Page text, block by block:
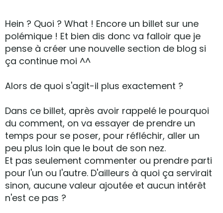
Hein ? Quoi ? What ! Encore un billet sur une
polémique ! Et bien dis donc va falloir que je
pense à créer une nouvelle section de blog si
ça continue moi ^^
Alors de quoi s'agit-il plus exactement ?
Dans ce billet, après avoir rappelé le pourquoi
du comment, on va essayer de prendre un
temps pour se poser, pour réfléchir, aller un
peu plus loin que le bout de son nez.
Et pas seulement commenter ou prendre parti
pour l'un ou l'autre. D'ailleurs à quoi ça servirait
sinon, aucune valeur ajoutée et aucun intérêt
n'est ce pas ?